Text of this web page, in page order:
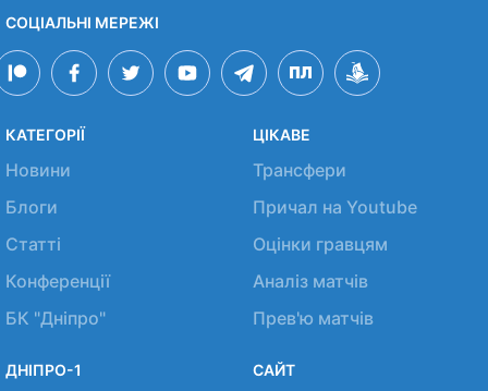
СОЦІАЛЬНІ МЕРЕЖІ
КАТЕГОРІЇ
Новини
Блоги
Статті
Конференції
БК "Дніпро"
ЦІКАВЕ
Трансфери
Причал на Youtube
Оцінки гравцям
Аналіз матчів
Прев'ю матчів
ДНІПРО-1 САЙТ